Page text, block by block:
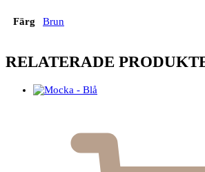
Färg Brun
RELATERADE